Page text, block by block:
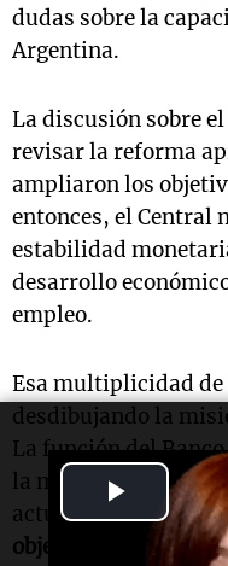
Play
Video
dudas sobre la
Argentina.
La discusión sobre
revisar la reforma
ampliaron los
entonces, el Central
estabilidad
desarrollo
empleo.
Esa multiplicidad
desdibujando la
La función del
la moneda. Desde
actualidad,los
objetivos declarados: